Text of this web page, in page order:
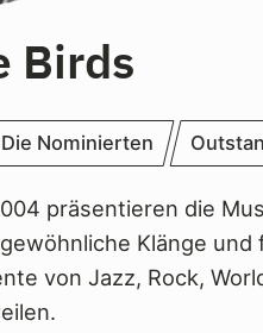
Birds
Die Nominierten
präsentieren die
Klänge
von Jazz, Rock,